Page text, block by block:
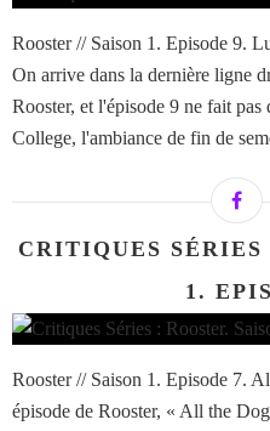
Rooster // Saison 1. Episode 9.
On arrive dans la dernière ligne
Rooster, et l'épisode 9 ne fait
College, l'ambiance de fin de
CRITIQUES
1.
Rooster // Saison 1. Episode 7.
épisode de Rooster, « All the